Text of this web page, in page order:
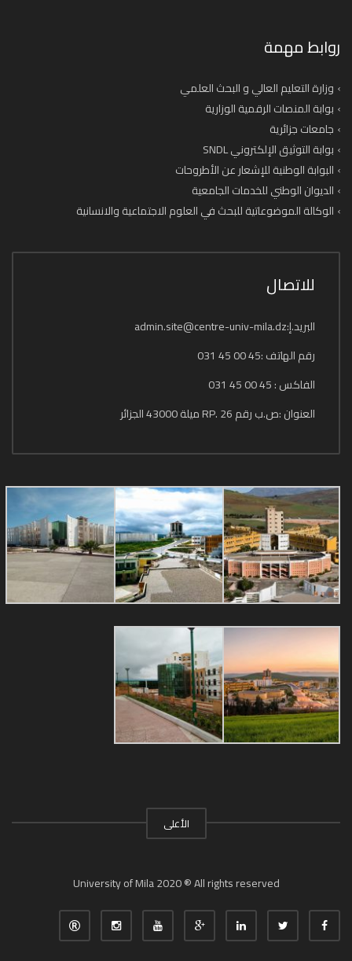
روابط مهمة
وزارة التعليم العالي و البحث العلمي
بوابة المنصات الرقمية الوزارية
جامعات جزائرية
بوابة التوثيق الإلكتروني SNDL
البوابة الوطنية للإشعار عن الأطروحات
الديوان الوطني للخدمات الجامعية
الوكالة الموضوعاتية للبحث في العلوم الاجتماعية والانسانية
للاتصال
البريد.إ:admin.site@centre-univ-mila.dz
رقم الهاتف :45 00 45 031
الفاكس : 45 00 45 031
العنوان :ص.ب رقم 26 .RP ميلة 43000 الجزائر
الأعلى
University of Mila 2020 ® All rights reserved